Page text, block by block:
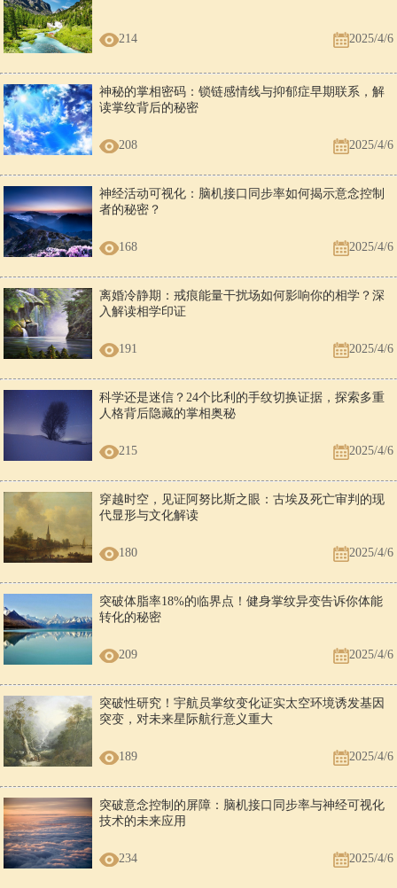
合分析判断，所以，其预测的准确度会大大加强！所谓“天时（时间序
列）地利（空间系列）人和（人的主观能动性即变易之象）”则，一切
的生命的运势轨迹是很容易被预测到的！这个只是对于一般俗人而言，
至于学佛修道者尤其是能够从自己语言思想行为调整能量序列组合者，
以生命能量为提升者的生命能量基因已经改变，即所谓“不在五行
中”者，这个数值是对他不起作用的！所以“命在我而不在天”重要的是，
修正自己错误的语言思想行为，尽可能多做利益民众的事，，若想获得
健康，就必须戒杀生，若想获得财富，就必须多施舍，若想获得聪明智
慧就必须，向人多介绍好的方法技巧，同时少饮酒或干脆不饮酒，等
等，所以，佛讲三世因果，确有它的必然性，是一切富贵贫贱的根本
玄学师傅回答 为什么八字可以知道一个人的未
来～原理是什么？
地后始有阴阳二气(即无极生太极，太极生两仪，两仪生四象，四象生
八卦，八卦生万物)而人为万物之灵秉清气多则聪慧秉浊多则愚钝……
古人用六十花甲记录时间年月日时以二十四节气得知气候的阴阳……八
字又叫四柱就是四组花甲，我们根据出生的年月日时就能推算出人阴阳
秉气的多少观察四柱五行生克就能看出是顺还是不顺是否克六亲是否有
伤残……这个细说就很深奥简单说就是阴阳五行相生相克的原理（五行
就是金木水火土，比如水克火等等）
214 2025/4/6
神秘的掌相密码：锁链感情线与抑郁症早期联系，解
读掌纹背后的秘密
208 2025/4/6
神经活动可视化：脑机接口同步率如何揭示意念控制
者的秘密？
168 2025/4/6
离婚冷静期：戒痕能量干扰场如何影响你的相学？深
入解读相学印证
191 2025/4/6
科学还是迷信？24个比利的手纹切换证据，探索多重
人格背后隐藏的掌相奥秘
215 2025/4/6
穿越时空，见证阿努比斯之眼：古埃及死亡审判的现
代显形与文化解读
180 2025/4/6
突破体脂率18%的临界点！健身掌纹异变告诉你体能
转化的秘密
209 2025/4/6
突破性研究！宇航员掌纹变化证实太空环境诱发基因
突变，对未来星际航行意义重大
189 2025/4/6
突破意念控制的屏障：脑机接口同步率与神经可视化
技术的未来应用
234 2025/4/6